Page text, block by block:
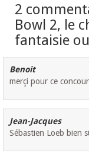
2
Bowl 2, le
fantaisie
Benoit
merçi pour ce
Jean-Jacques
Sébastien Loeb bien